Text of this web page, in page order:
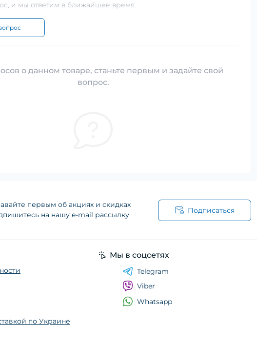
и мы ответим в ближайшее время.
о данном товаре, станьте первым и задайте свой
вопрос.
первым об акциях и скидках
на нашу e-mail рассылку
Подписаться
по Украине
Мы в соцсетях
Telegram
Viber
Whatsapp